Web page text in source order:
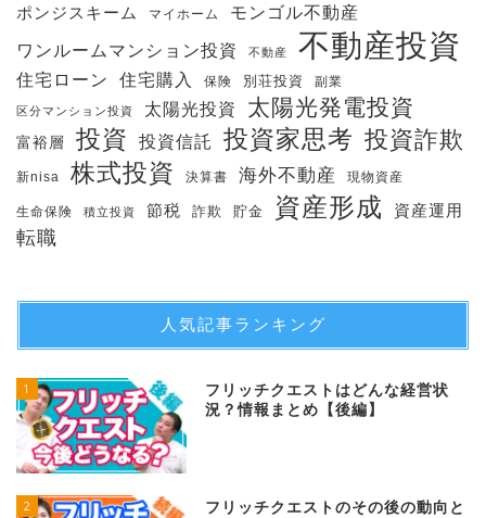
ポンジスキーム マイホーム モンゴル不動産
ワンルームマンション投資 不動産 不動産投資
住宅ローン 住宅購入 保険 別荘投資 副業
区分マンション投資 太陽光投資 太陽光発電投資
富裕層 投資 投資信託 投資家思考 投資詐欺
新nisa 株式投資 決算書 海外不動産 現物資産
生命保険 積立投資 節税 詐欺 貯金 資産形成 資産運用
転職
人気記事ランキング
1
フリッチクエストはどんな経営状
況？情報まとめ【後編】
2
フリッチクエストのその後の動向と